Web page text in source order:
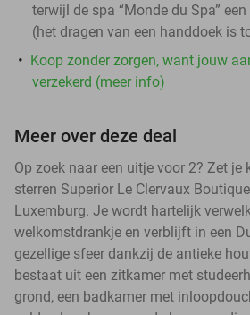
terwijl de spa “Monde du Spa”
(het dragen van een handdoek is
Koop zonder zorgen, want jouw
verzekerd (meer info)
Meer over deze deal
Op zoek naar een uitje voor 2? Zet je
sterren Superior Le Clervaux
Luxemburg. Je wordt hartelijk
welkomstdrankje en verblijft in een
gezellige sfeer dankzij de antieke
bestaat uit een zitkamer met
grond, een badkamer met